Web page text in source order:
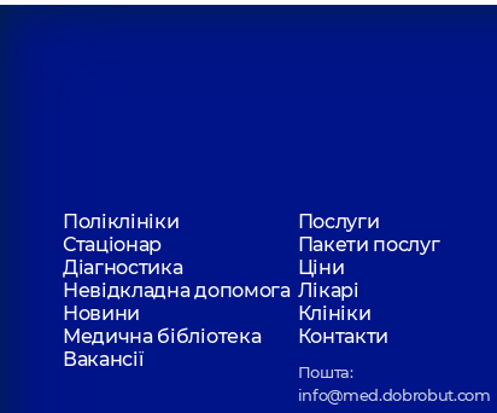
Поліклініки
Послуги
Стаціонар
Пакети послуг
Діагностика
Ціни
Невідкладна допомога Лікарі
Новини
Клініки
Медична бібліотека
Контакти
Вакансії
Пошта:
info@med.dobrobut.com